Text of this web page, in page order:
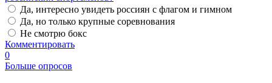
Да, интересно увидеть россиян с флагом и гимном
Да, но только крупные соревнования
Не смотрю бокс
Комментировать
0
Больше опросов